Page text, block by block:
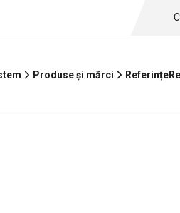
Produse și mărci Referințe